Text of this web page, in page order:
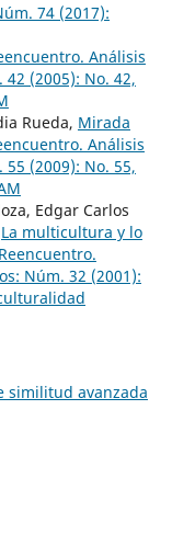
74 (2017):
Análisis
(2005): No. 42,
Rueda, Mirada
Análisis
(2009): No. 55,
Edgar Carlos
La multicultura y lo
Reencuentro.
Núm. 32 (2001):
similitud avanzada